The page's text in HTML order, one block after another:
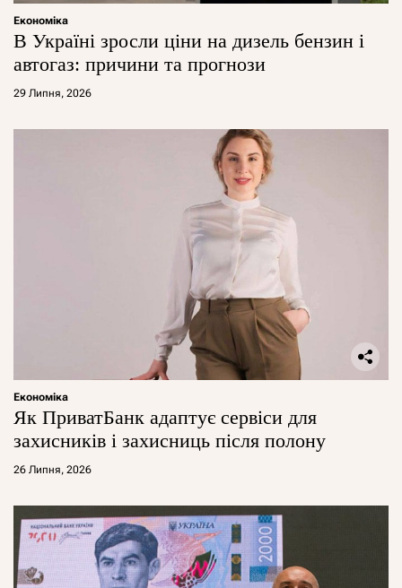
Економіка
В Україні зросли ціни на дизель бензин і
автогаз: причини та прогнози
29 Липня, 2026
Економіка
Як ПриватБанк адаптує сервіси для
захисників і захисниць після полону
26 Липня, 2026